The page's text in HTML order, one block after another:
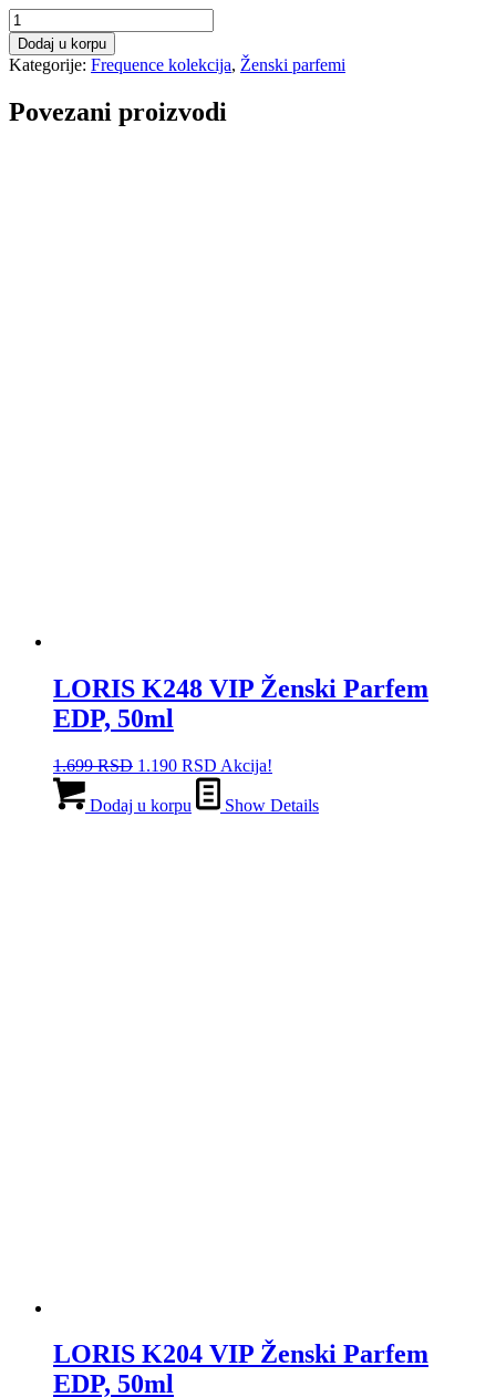
LORIS
K282
VIP
Ženski
EDP,
Dodaj u korpu
Kategorije: Frequence kolekcija, Ženski parfemi
Povezani proizvodi
LORIS K248 VIP Ženski Parfem
EDP, 50ml
1.699RSD Originalna
je
1.190 RSD Trenutna
cena
je:
Akcija!
Dodaj u korpu Show Details
LORIS K204 VIP Ženski Parfem
EDP, 50ml